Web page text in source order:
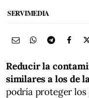
SERVIMEDIA
Reducir la
similares a los de
podría proteger los